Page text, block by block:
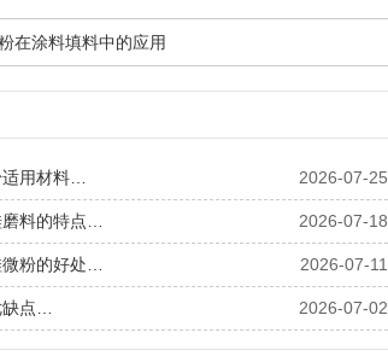
在涂料填料中的应用
2026-07-25
用材料…
2026-07-18
料的特点…
2026-07-11
粉的好处…
2026-07-02
点…